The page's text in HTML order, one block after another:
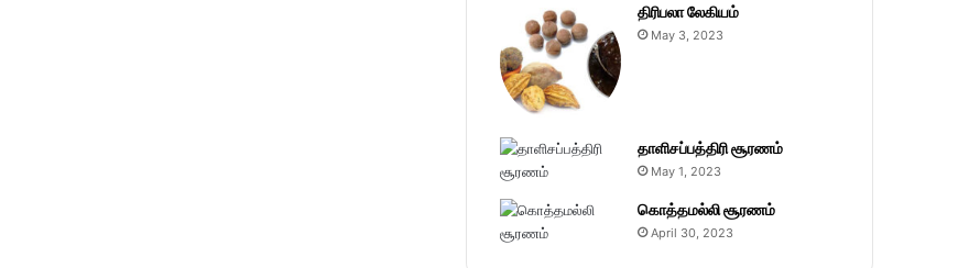
திரிபலா லேகியம்
May 3, 2023
தாளிசப்பத்திரி சூரணம்
May 1, 2023
கொத்தமல்லி சூரணம்
April 30, 2023